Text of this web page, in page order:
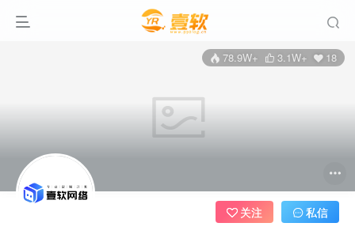
78.9W+ 3.1W+ 18
关注 私信